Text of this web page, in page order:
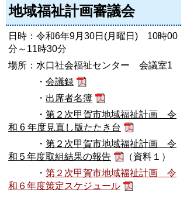
地域福祉計画審議会
日時：令和6年9月30日(月曜日) 10時00
分～11時30分
場所：水口社会福祉センター 会議室1
・ 会議録
・ 出席者名簿
・ 第２次甲賀市地域福祉計画 令
和 6 年度見直し版たたき台
・ 第２次甲賀市地域福祉計画 令
和５年度取組結果の報告
（資料１）
・ 第２次甲賀市地域福祉計画 令
和６年度策定スケジュール